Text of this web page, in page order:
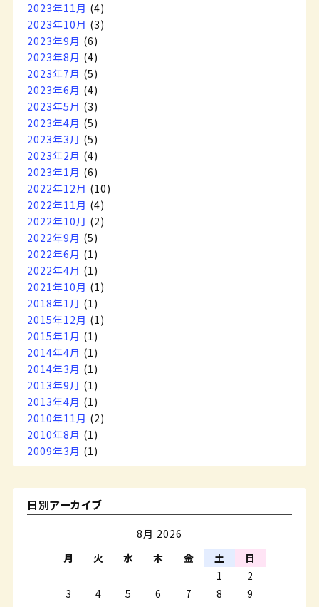
2023年11月 (4)
2023年10月 (3)
2023年9月 (6)
2023年8月 (4)
2023年7月 (5)
2023年6月 (4)
2023年5月 (3)
2023年4月 (5)
2023年3月 (5)
2023年2月 (4)
2023年1月 (6)
2022年12月 (10)
2022年11月 (4)
2022年10月 (2)
2022年9月 (5)
2022年6月 (1)
2022年4月 (1)
2021年10月 (1)
2018年1月 (1)
2015年12月 (1)
2015年1月 (1)
2014年4月 (1)
2014年3月 (1)
2013年9月 (1)
2013年4月 (1)
2010年11月 (2)
2010年8月 (1)
2009年3月 (1)
日別アーカイブ
8月 2026
月
火 水 木 金 土
日
1
2
3
4 5 6 7 8
9